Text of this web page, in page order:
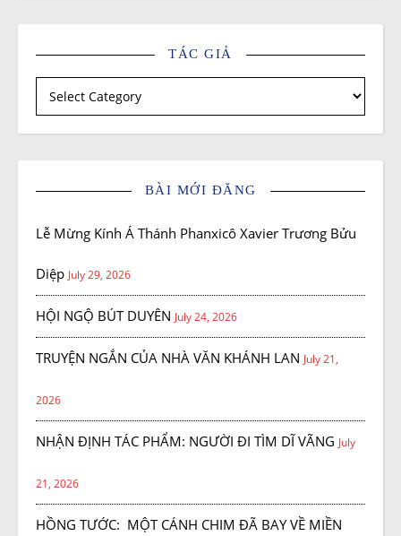
TÁC GIẢ
Tác giả
BÀI MỚI ĐĂNG
Lễ Mừng Kính Á Thánh Phanxicô Xavier Trương Bửu
Diệp July 29, 2026
HỘI NGỘ BÚT DUYÊN July 24, 2026
TRUYỆN NGẮN CỦA NHÀ VĂN KHÁNH LAN July 21,
2026
NHẬN ĐỊNH TÁC PHẨM: NGƯỜI ĐI TÌM DĨ VÃNG July
21, 2026
HỒNG TƯỚC: MỘT CÁNH CHIM ĐÃ BAY VỀ MIỀN